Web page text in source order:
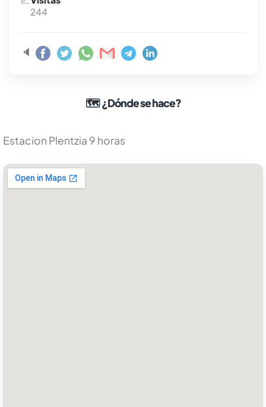
244
🔈
🗺¿Dónde se hace?
Estacion Plentzia 9 horas